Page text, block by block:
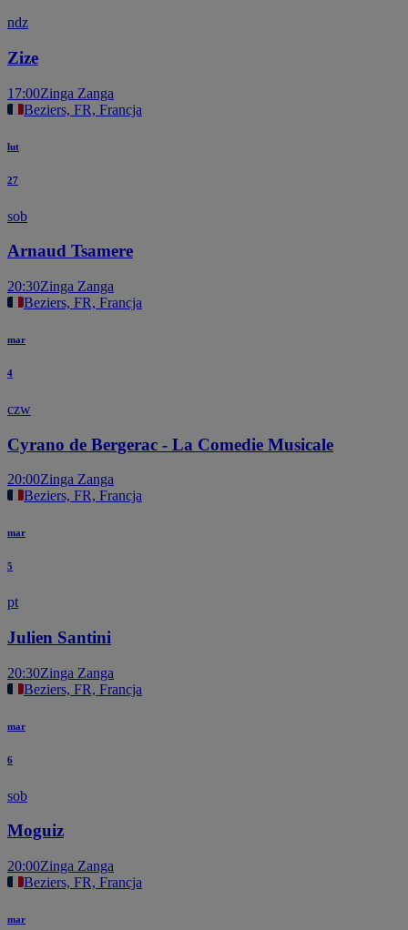
ndz
Zize
17:00Zinga Zanga
Beziers, FR, Francja
lut
27
sob
Arnaud Tsamere
20:30Zinga Zanga
Beziers, FR, Francja
mar
4
czw
Cyrano de Bergerac - La Comedie Musicale
20:00Zinga Zanga
Beziers, FR, Francja
mar
5
pt
Julien Santini
20:30Zinga Zanga
Beziers, FR, Francja
mar
6
sob
Moguiz
20:00Zinga Zanga
Beziers, FR, Francja
mar